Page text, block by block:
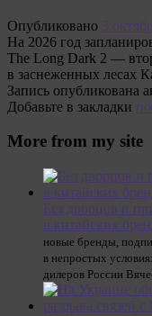
Опубликовано 3
На 2026 год
The Long Dark 2 —
в заснеженных лесах
Запись опубликована
Добавьте в закладки
More from my site
Без дворцов и
в китайских
новые бренды,
в непростых
дилеров России